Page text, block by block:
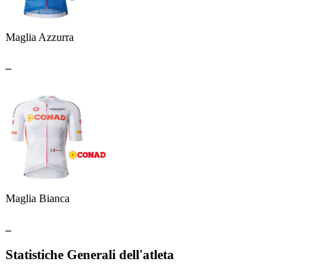
Maglia Azzurra
Maglia Bianca
Statistiche Generali dell'atleta